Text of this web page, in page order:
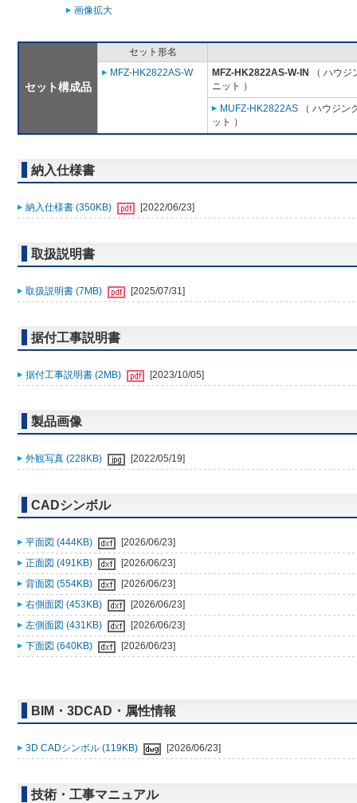
画像拡大
セット構成品
セット形名
MFZ-HK2822AS-W
MFZ-HK2822AS-W-IN
（ ハウ
ニット ）
MUFZ-HK2822AS （ ハウジン
ット ）
納入仕様書
納入仕様書 (350KB) [2022/06/23]
取扱説明書
取扱説明書 (7MB) [2025/07/31]
据付工事説明書
据付工事説明書 (2MB) [2023/10/05]
製品画像
外観写真 (228KB) [2022/05/19]
CADシンボル
平面図 (444KB)
[2026/06/23]
正面図 (491KB)
[2026/06/23]
背面図 (554KB)
[2026/06/23]
右側面図 (453KB)
[2026/06/23]
左側面図 (431KB)
[2026/06/23]
下面図 (640KB)
[2026/06/23]
BIM・3DCAD・属性情報
3D CADシンボル (119KB) [2026/06/23]
技術・工事マニュアル